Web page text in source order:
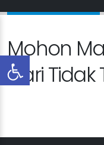
Mohon
Cari Tidak